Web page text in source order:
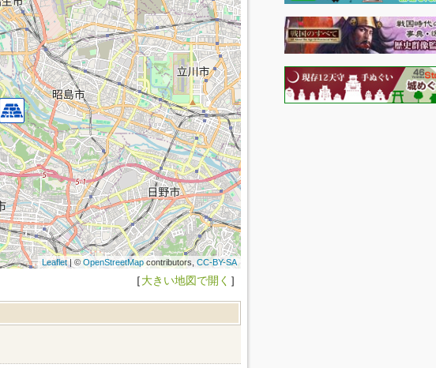
Leaflet| ©OpenStreetMapcontributors, CC-BY-SA
［大きい地図で開く ］